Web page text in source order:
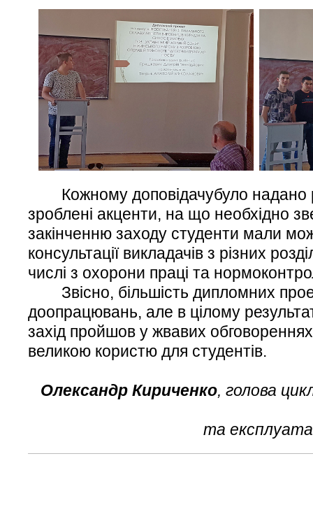
Кожному доповідачубуло надано
зроблені акценти, на що необхідно
закінченню заходу студенти мали
консультації викладачів з різних
числі з охорони праці та
Звісно, більшість дипломних
доопрацювань, але в цілому
захід пройшов у жвавих
великою користю для студентів.
Олександр Кириченко, голова
та